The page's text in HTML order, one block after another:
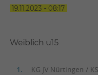
19.11.2023 - 08:17
Weiblich u15
KG JV Nürtingen /